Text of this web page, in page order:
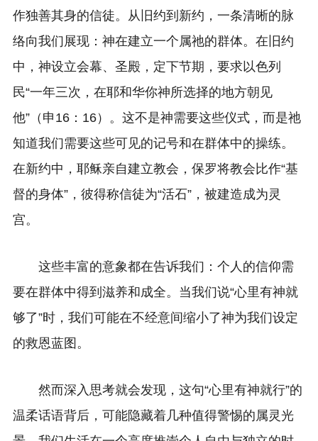
作独善其身的信徒。从旧约到新约，一条清晰的脉
络向我们展现：神在建立一个属祂的群体。在旧约
中，神设立会幕、圣殿，定下节期，要求以色列
民“一年三次，在耶和华你神所选择的地方朝见
他”（申16：16）。这不是神需要这些仪式，而是祂
知道我们需要这些可见的记号和在群体中的操练。
在新约中，耶稣亲自建立教会，保罗将教会比作“基
督的身体”，彼得称信徒为“活石”，被建造成为灵
宫。
这些丰富的意象都在告诉我们：个人的信仰需
要在群体中得到滋养和成全。当我们说“心里有神就
够了”时，我们可能在不经意间缩小了神为我们设定
的救恩蓝图。
然而深入思考就会发现，这句“心里有神就行”的
温柔话语背后，可能隐藏着几种值得警惕的属灵光